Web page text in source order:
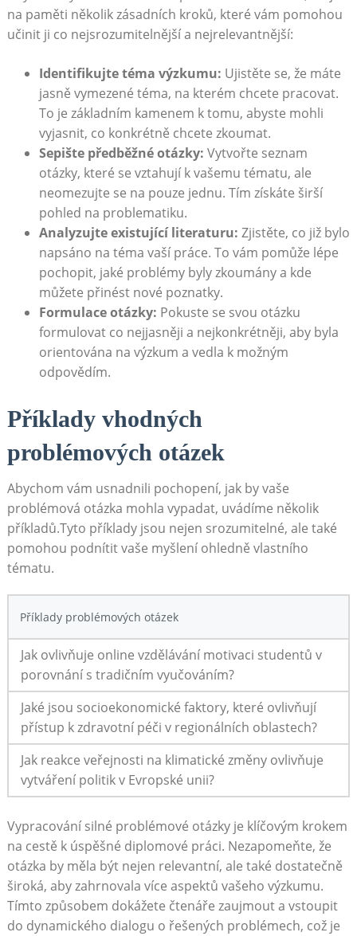
na paměti několik‍ zásadních kroků, které vám pomohou
učinit ⁤ji ‍co nejsrozumitelnější a nejrelevantnější:
Identifikujte téma výzkumu: Ujistěte se, že ‌máte
jasně vymezené téma, na kterém chcete pracovat.
To je základním kamenem⁢ k tomu, abyste ‍mohli
vyjasnit, co konkrétně chcete zkoumat.
Sepište předběžné otázky: Vytvořte seznam
otázky, které se vztahují k vašemu‍ tématu, ⁣ale
neomezujte se ‍na pouze jednu. Tím získáte širší
pohled ⁣na problematiku.
Analyzujte existující literaturu: Zjistěte, co již bylo
napsáno na téma vaší práce. To vám pomůže ​lépe
pochopit, jaké problémy byly zkoumány a kde
můžete přinést nové poznatky.
Formulace otázky: Pokuste se svou otázku
formulovat co nejjasněji a nejkonkrétněji, ⁤aby byla
orientována⁣ na výzkum a vedla ⁣k možným
odpovědím.
Příklady⁤ vhodných
problémových otázek
Abychom vám usnadnili pochopení, ‌jak by vaše
problémová ⁤otázka mohla vypadat,​ uvádíme několik
příkladů.Tyto ⁤příklady jsou nejen srozumitelné, ale také
pomohou⁢ podnítit vaše ⁤myšlení ohledně​ vlastního
tématu.
Příklady problémových otázek
Jak ovlivňuje​ online vzdělávání motivaci studentů v
‌porovnání s ⁢tradičním vyučováním?
Jaké jsou socioekonomické⁢ faktory, které ovlivňují
přístup k zdravotní ‌péči v regionálních oblastech?
Jak reakce veřejnosti na klimatické změny ovlivňuje
vytváření politik v Evropské unii?
Vypracování ⁢silné problémové otázky je klíčovým krokem
na​ cestě k úspěšné diplomové práci. Nezapomeňte, že
otázka by měla být nejen ⁣relevantní, ale také dostatečně
široká, aby zahrnovala více aspektů vašeho výzkumu.
Tímto způsobem ‌dokážete⁢ čtenáře zaujmout a vstoupit
do dynamického dialogu o řešených problémech,⁣ což je